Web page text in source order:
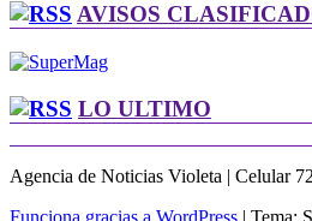
AVISOS
LO ULTIMO
Agencia de Noticias Violeta | Celular